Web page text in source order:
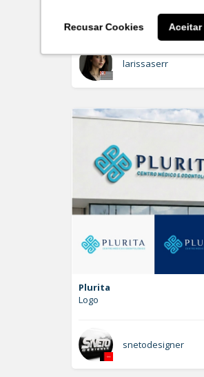
Recusar Cookies
larissaserr
Plurita
Logo
snetodesigner